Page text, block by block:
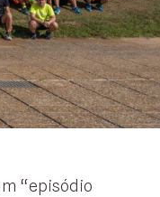
“episódio